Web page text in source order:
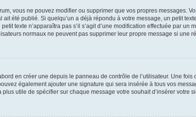
vous ne pouvez modifier ou supprimer que vos propres messages.
été publié. Si quelqu’un a déjà répondu à votre message, un petit
texte n’apparaîtra pas s’il s’agit d’une modification effectuée par
normaux ne peuvent pas supprimer leur propre message si une
en créer une depuis le panneau de contrôle de l’utilisateur. Une
également ajouter une signature qui sera insérée à tous vos
utile de spécifier sur chaque message votre souhait d’insérer votre